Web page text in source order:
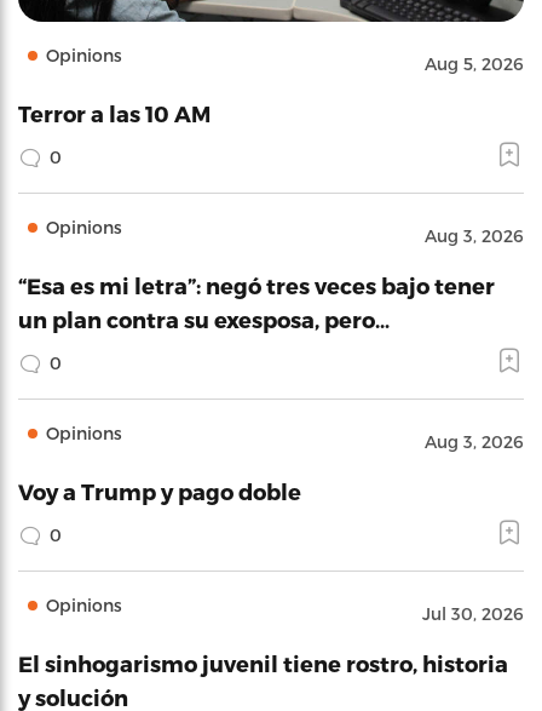
Opinions Aug 5, 2026
Terror a las 10 AM
0
Opinions Aug 3, 2026
“Esa es mi letra”: negó tres veces bajo tener
un plan contra su exesposa, pero…
0
Opinions Aug 3, 2026
Voy a Trump y pago doble
0
Opinions Jul 30, 2026
El sinhogarismo juvenil tiene rostro, historia
y solución